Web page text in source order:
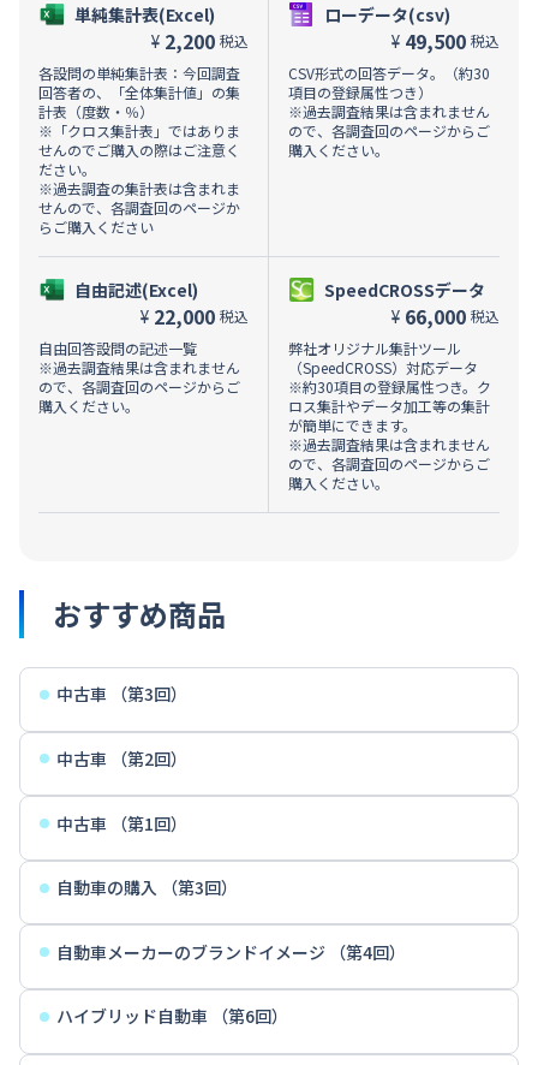
単純集計表(Excel)
¥ 2,200 税込
各設問の単純集計表：今回調査
回答者の、「全体集計値」の集
計表（度数・％）
※「クロス集計表」ではありま
せんのでご購入の際はご注意く
ださい。
※過去調査の集計表は含まれま
せんので、各調査回のページか
らご購入ください
自由記述(Excel)
¥ 22,000 税込
自由回答設問の記述一覧
※過去調査結果は含まれません
ので、各調査回のページからご
購入ください。
ローデータ(csv)
¥ 49,500 税込
CSV形式の回答データ。（約30
項目の登録属性つき）
※過去調査結果は含まれません
ので、各調査回のページからご
購入ください。
SpeedCROSSデータ
¥ 66,000 税込
弊社オリジナル集計ツール
（SpeedCROSS）対応データ
※約30項目の登録属性つき。ク
ロス集計やデータ加工等の集計
が簡単にできます。
※過去調査結果は含まれません
ので、各調査回のページからご
購入ください。
おすすめ商品
中古車 （第3回）
中古車 （第2回）
中古車 （第1回）
自動車の購入 （第3回）
自動車メーカーのブランドイメージ （第4回）
ハイブリッド自動車 （第6回）